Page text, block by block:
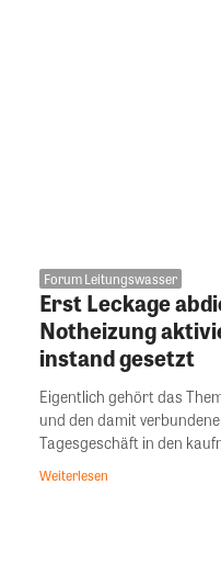
Forum Leitungswasser
Erst Leckage
Notheizung
instand gesetzt
Eigentlich gehört das
und den damit
Tagesgeschäft in den
Weiterlesen